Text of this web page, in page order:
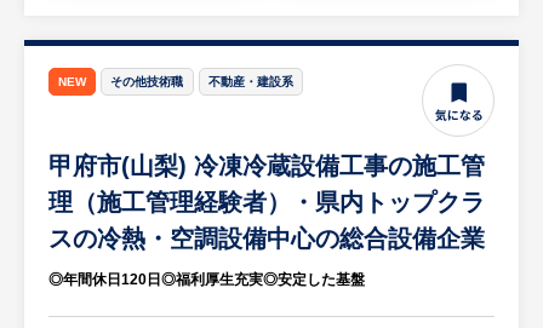
・「上司・部下関係なく意見が出しやすい」
「悩み事なども親身になって会社がフォロー
してくれる」といった中途入社者の声もあ
り、風通しの良さが魅力です。
・転勤もないため、山梨の地で腰を据えて長
期的にキャリアを築きたい方に最適な環境で
○ 未経験の言語でも安心の教育体制
【HUREX求人担当コメント】
山梨県で冷凍・空調設備の設計施工から24時
間保守までを一括手掛ける地域密着型の総合
設備会社で、特許取得の遠隔監視システムな
ど独自DX技術を活かした高い保守対応力と
いう特徴があり、脱フロンや電気代高騰に対
応する省エネ提案で高い信頼を得ている点に
魅力がある企業です。年間休日120日あり社
員を大切にする風土が根付いているため福利
NEW その他技術職 不動産・建設系
甲府市(山梨) 冷凍冷蔵設備工事の施工管
理（施工管理経験者）・県内トップクラ
スの冷熱・空調設備中心の総合設備企業
◎年間休日120日◎福利厚生充実◎安定した基盤